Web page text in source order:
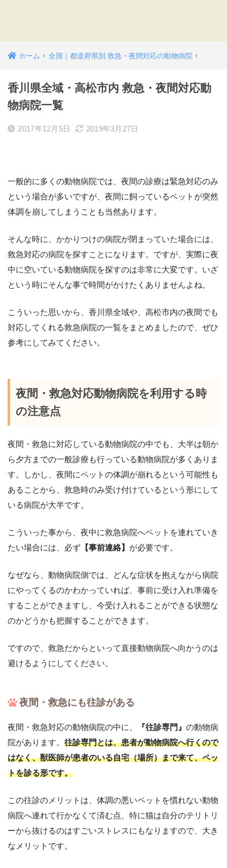
ホーム 全国｜都道府県別 救急・夜間対応の動物病院
香川県全域・高松市内 救急・夜間対応動
物病院一覧
2017年12月5日 2019年3月27日
一般的に多くの動物病院では、夜間の診療は緊急対応のみ
という場合が多いですが、夜間に飼っているペットが突然
体調を崩してしまうことも当然あります。
そんな時に、かかりつけの病院が閉まっていた場合には、
救急対応の病院を探すことになります。ですが、実際に夜
中に空いている動物病院を探すのは非常に大変です。いざ
という時にそんな事で時間がかけたくありませんよね。
こういった思いから、香川県全域や、高松市内の夜間でも
対応してくれる救急病院の一覧をまとめましたので、ぜひ
参考にしてみてください。
夜間・救急対応動物病院を利用する時
の注意点
夜間・救急に対応している動物病院の中でも、大半は朝か
ら夕方までの一般診療も行っている動物病院が多くありま
す。しかし、夜間にペットの体調が崩れるという可能性も
あることから、救急時のみ受け付けているという形にして
いる病院が大半です。
こういった事から、夜中に救急病院へペットを連れていき
たい場合には、必ず 【事前連絡】 が必要です。
なぜなら、動物病院側では、どんな症状を抱えながら病院
にやってくるのかわかっていれば、事前に受け入れ準備を
することができますし、今受け入れることができる状態な
のかどうかも把握することができます。
ですので、救急だからといって直接動物病院へ向かうのは
避けるようにしてください。
夜間・救急にも往診がある
夜間・救急対応の動物病院の中に、 『往診専門』 の動物病
院があります。 往診専門とは、患者が動物病院へ行くので
はなく、獣医師が患者のいる自宅（場所）まで来て、ペッ
トを診る形です。
この往診のメリットは、体調の悪いペットを慣れない動物
病院へ連れて行かなくて済む点、特に猫は自分のテリトリ
ーから抜けるのはすごいストレスにもなりますので、大き
なメリットです。